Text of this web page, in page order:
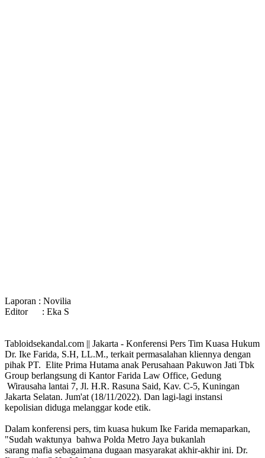
Laporan : Novilia
Editor : Eka S
Tabloidsekandal.com || Jakarta - Konferensi Pers Tim Kuasa Hukum
Dr. Ike Farida, S.H, LL.M., terkait permasalahan kliennya dengan
pihak PT. Elite Prima Hutama anak Perusahaan Pakuwon Jati Tbk
Group berlangsung di Kantor Farida Law Office, Gedung
Wirausaha lantai 7, Jl. H.R. Rasuna Said, Kav. C-5, Kuningan
Jakarta Selatan. Jum'at (18/11/2022). Dan lagi-lagi instansi
kepolisian diduga melanggar kode etik.
Dalam konferensi pers, tim kuasa hukum Ike Farida memaparkan,
"Sudah waktunya bahwa Polda Metro Jaya bukanlah
sarang mafia sebagaimana dugaan masyarakat akhir-akhir ini. Dr.